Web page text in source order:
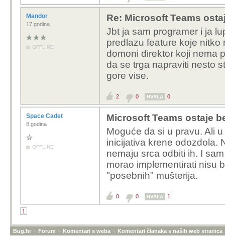
Mandor
17 godina
OFFLINE
Re: Microsoft Teams
Jbt ja sam programer i ja
predlazu feature koje nitko
domoni direktor koji nema
da se trga napraviti nesto
gore vise.
2 0 HVALA 0
Space Cadet
8 godina
OFFLINE
Microsoft Teams ostaje
Moguće da si u pravu. Ali
inicijativa krene odozdola.
nemaju srca odbiti ih. I
morao implementirati nisu
"posebnih" mušterija.
0 0 HVALA 1
1
Bug.hr » Forum » Komentari s weba » Komentari članaka s naših web stranica